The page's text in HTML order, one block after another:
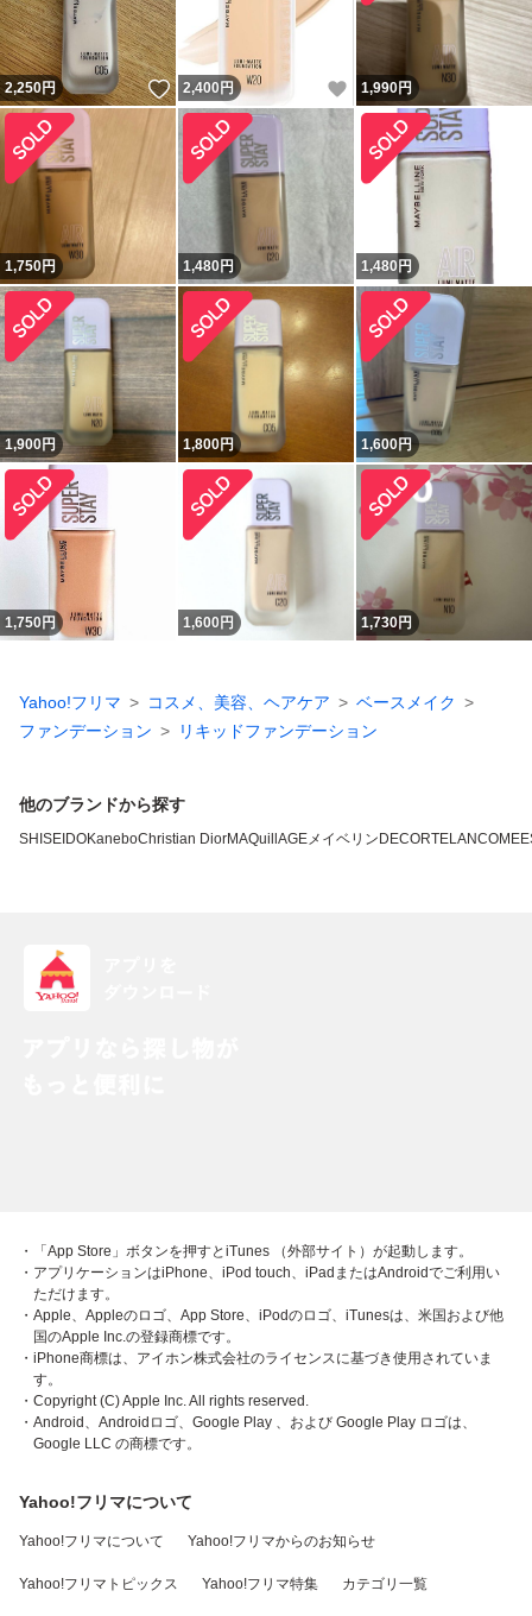
2,250円 いいね！
2,400 円 いいね！
1,990円
1,750円 1,480円 1,480 円
1,900円 1,800円 1,600円
1,750円 1,600 円 1,730円
Yahoo!フリマ コスメ、美容、ヘアケア
ベースメイク
ファンデーション
リキッドファンデーション
他のブランドから探す
SHISEIDOKaneboChristian DiorMAQuillAGEメイベリン DECORTELANCOME
・「App Store」ボタンを押すとiTunes （外部サイト）が起動します。
・アプリケーションはiPhone、iPod touch、iPadまたはAndroidでご利用い
ただけます。
・Apple、Appleのロゴ、App Store、iPodのロゴ、iTunesは、米国および他
国のApple Inc.の登録商標です。
・iPhone商標は、アイホン株式会社のライセンスに基づき使用されていま
す。
・Copyright (C) Apple Inc. All rights reserved.
・Android、Androidロゴ、Google Play 、および Google Play ロゴは、
Google LLC の商標です。
Yahoo!フリマについて
Yahoo!フリマについて Yahoo!フリマからのお知らせ
Yahoo!フリマトピックス Yahoo!フリマ特集 カテゴリ一覧